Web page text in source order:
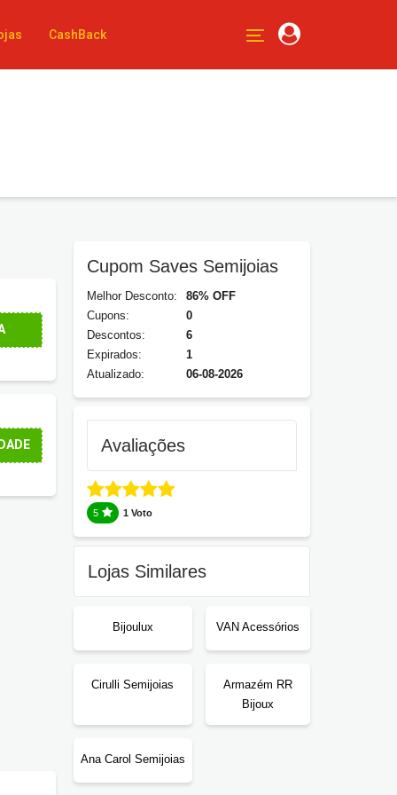
CashBack
Cupom Saves Semijoias
Melhor Desconto:
86% OFF
Cupons:
0
Descontos:
6
Expirados:
1
Atualizado:
06-08-2026
Avaliações
5 1 Voto
Lojas Similares
Bijoulux VAN Acessórios
Cirulli Semijoias
Armazém RR
Bijoux
Ana Carol Semijoias